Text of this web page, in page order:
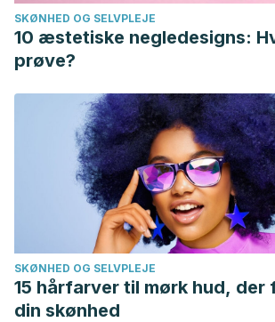
SKØNHED OG SELVPLEJE
10 æstetiske negledesigns:
prøve?
SKØNHED OG SELVPLEJE
15 hårfarver til mørk hud,
din skønhed